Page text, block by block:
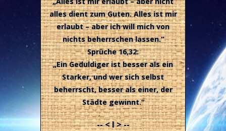
alles dient zum Guten. Alles ist mir
erlaubt – aber ich will mich von
nichts beherrschen lassen.“
Sprüche 16,32:
„Ein Geduldiger ist besser als ein
Starker, und wer sich selbst
beherrscht, besser als einer, der
Städte gewinnt.“
-- < I > --